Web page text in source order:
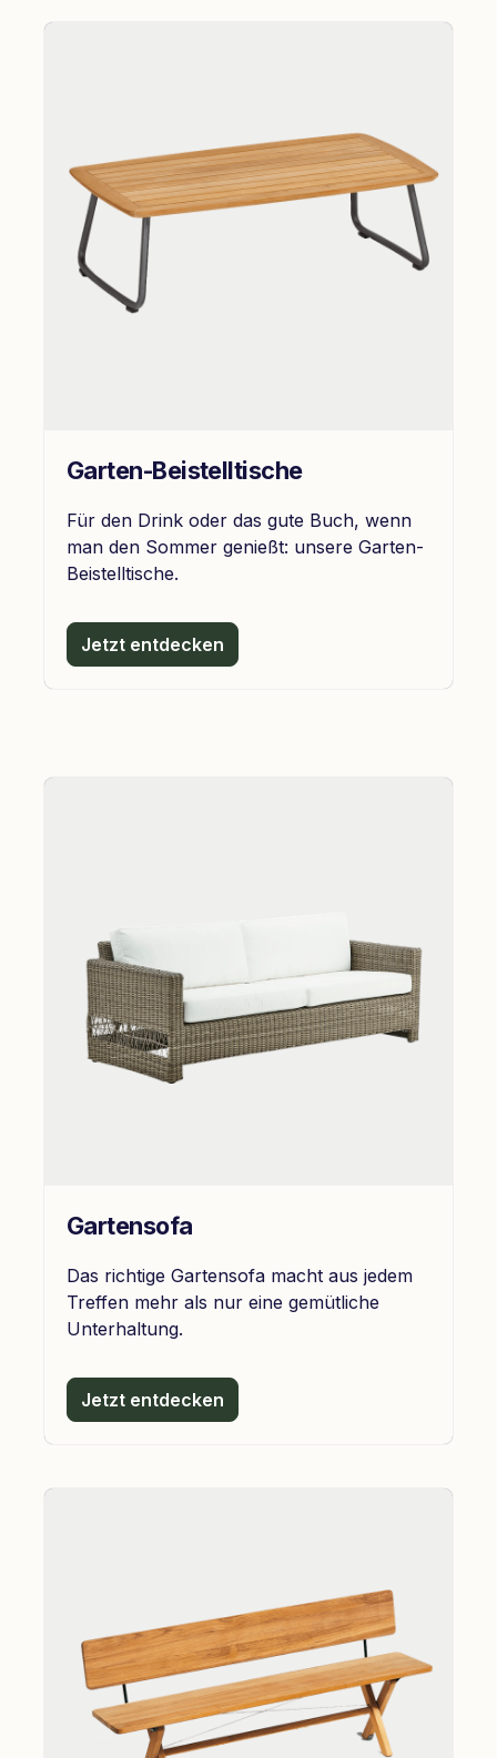
Garten-Beistelltische
Für den Drink oder das gute Buch, wenn
man den Sommer genießt: unsere Garten-
Beistelltische.
Jetzt entdecken
Gartensofa
Das richtige Gartensofa macht aus jedem
Treffen mehr als nur eine gemütliche
Unterhaltung.
Jetzt entdecken